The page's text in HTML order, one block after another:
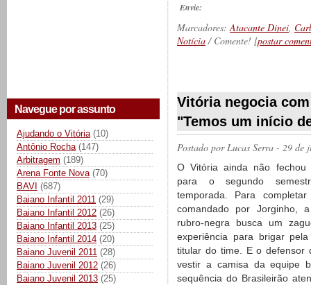
Navegue por assunto
Ajudando o Vitória (10)
Antônio Rocha (147)
Arbitragem (189)
Arena Fonte Nova (70)
BAVI (687)
Baiano Infantil 2011 (29)
Baiano Infantil 2012 (26)
Baiano Infantil 2013 (25)
Baiano Infantil 2014 (20)
Baiano Juvenil 2011 (28)
Baiano Juvenil 2012 (26)
Baiano Juvenil 2013 (25)
Envie:
Marcadores:Atacante Dinei,
Notícia / Comente! [postar
Vitória negocia
"Temos um início
Postado porLucas Serra - 29 de
O Vitória ainda não fechou
para o segundo
temporada. Para
comandado por Jorginho,
rubro-negra busca um
experiência para brigar
titular do time. E o defensor
vestir a camisa da equipe
sequência do Brasileirão